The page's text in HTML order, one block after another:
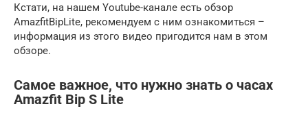
Кстати, на нашем Youtube-канале есть обзор
AmazfitBipLite, рекомендуем с ним ознакомиться –
информация из этого видео пригодится нам в этом
обзоре.
Самое важное, что нужно знать о часах
Amazfit Bip S Lite